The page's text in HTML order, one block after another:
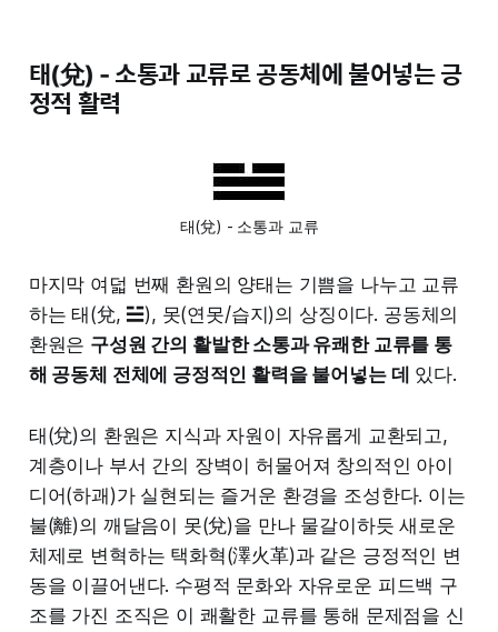
태(兌) - 소통과 교류로 공동체에 불어넣는 긍
정적 활력
태(兌) - 소통과 교류
마지막 여덟 번째 환원의 양태는 기쁨을 나누고 교류
하는 태(兌, ☱), 못(연못/습지)의 상징이다. 공동체의
환원은 구성원 간의 활발한 소통과 유쾌한 교류를 통
해 공동체 전체에 긍정적인 활력을 불어넣는 데 있다.
태(兌)의 환원은 지식과 자원이 자유롭게 교환되고,
계층이나 부서 간의 장벽이 허물어져 창의적인 아이
디어(하괘)가 실현되는 즐거운 환경을 조성한다. 이는
불(離)의 깨달음이 못(兌)을 만나 물갈이하듯 새로운
체제로 변혁하는 택화혁(澤火革)과 같은 긍정적인 변
동을 이끌어낸다. 수평적 문화와 자유로운 피드백 구
조를 가진 조직은 이 쾌활한 교류를 통해 문제점을 신